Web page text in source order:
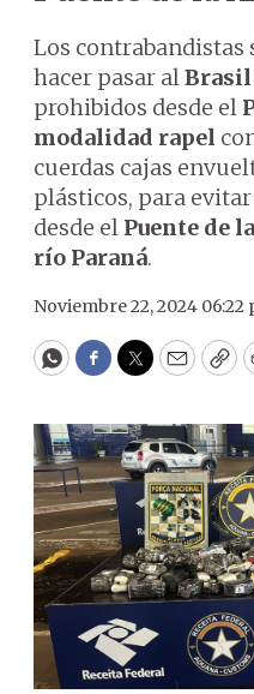
Los contrabandistas
hacer pasar alBrasil
prohibidos desde el
modalidad rapel
cuerdas cajas
plásticos, para
desde el Puente de
río Paraná.
Noviembre 22, 2024 06:22
WhatsApp
Facebook
Twitter
Email